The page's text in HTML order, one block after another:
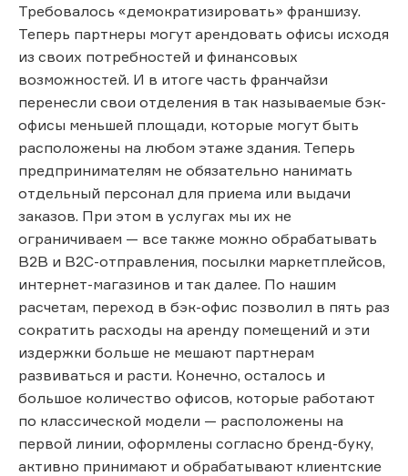
Требовалось «демократизировать» франшизу.
Теперь партнеры могут арендовать офисы исходя
из своих потребностей и финансовых
возможностей. И в итоге часть франчайзи
перенесли свои отделения в так называемые бэк-
офисы меньшей площади, которые могут быть
расположены на любом этаже здания. Теперь
предпринимателям не обязательно нанимать
отдельный персонал для приема или выдачи
заказов. При этом в услугах мы их не
ограничиваем — все также можно обрабатывать
В2В и В2С-отправления, посылки маркетплейсов,
интернет-магазинов и так далее. По нашим
расчетам, переход в бэк-офис позволил в пять раз
сократить расходы на аренду помещений и эти
издержки больше не мешают партнерам
развиваться и расти. Конечно, осталось и
большое количество офисов, которые работают
по классической модели — расположены на
первой линии, оформлены согласно бренд-буку,
активно принимают и обрабатывают клиентские